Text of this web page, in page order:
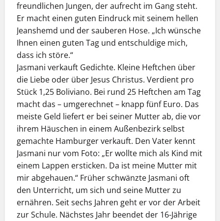
freundlichen Jungen, der aufrecht im Gang steht.
Er macht einen guten Eindruck mit seinem hellen
Jeanshemd und der sauberen Hose. „Ich wünsche
Ihnen einen guten Tag und entschuldige mich,
dass ich störe.“
Jasmani verkauft Gedichte. Kleine Heftchen über
die Liebe oder über Jesus Christus. Verdient pro
Stück 1,25 Boliviano. Bei rund 25 Heftchen am Tag
macht das – umgerechnet – knapp fünf Euro. Das
meiste Geld liefert er bei seiner Mutter ab, die vor
ihrem Häuschen in einem Außenbezirk selbst
gemachte Hamburger verkauft. Den Vater kennt
Jasmani nur vom Foto: „Er wollte mich als Kind mit
einem Lappen ersticken. Da ist meine Mutter mit
mir abgehauen.“ Früher schwänzte Jasmani oft
den Unterricht, um sich und seine Mutter zu
ernähren. Seit sechs Jahren geht er vor der Arbeit
zur Schule. Nächstes Jahr beendet der 16-Jährige